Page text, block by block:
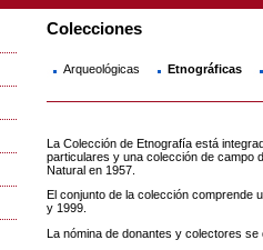
Colecciones
Arqueológicas Etnográficas
La Colección de Etnografía está
particulares y una colección de campo
Natural en 1957.
El conjunto de la colección comprende
y 1999.
La nómina de donantes y colectores se